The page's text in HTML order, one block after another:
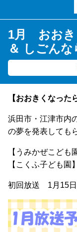
1月 おおき
＆ しごんな
【おおきくなった
浜田市・江津市内
の夢を発表しても
【うみかぜこ
【こくふ子ど
初回放送 1月15